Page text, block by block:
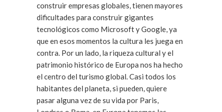
construir empresas globales, tienen mayores
dificultades para construir gigantes
tecnológicos como Microsoft y Google, ya
que en esos momentos la cultura les juega en
contra. Por un lado, la riqueza cultural y el
patrimonio histórico de Europa nos ha hecho
el centro del turismo global. Casi todos los
habitantes del planeta, si pueden, quiere
pasar alguna vez de su vida por Paris,